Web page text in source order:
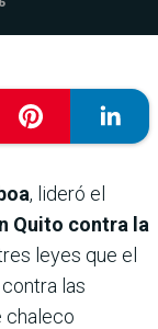
, lideró el
Quito contra la
leyes que el
las
chaleco